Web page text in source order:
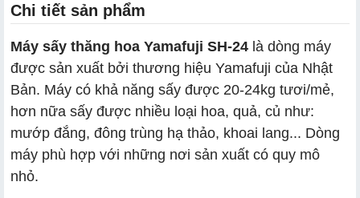
Chi tiết sản phẩm
Máy sấy thăng hoa Yamafuji SH-24 là dòng máy
được sản xuất bởi thương hiệu Yamafuji của Nhật
Bản. Máy có khả năng sấy được 20-24kg tươi/mẻ,
hơn nữa sấy được nhiều loại hoa, quả, củ như:
mướp đắng, đông trùng hạ thảo, khoai lang... Dòng
máy phù hợp với những nơi sản xuất có quy mô
nhỏ.